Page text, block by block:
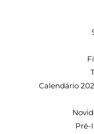
Calendário
Pré-